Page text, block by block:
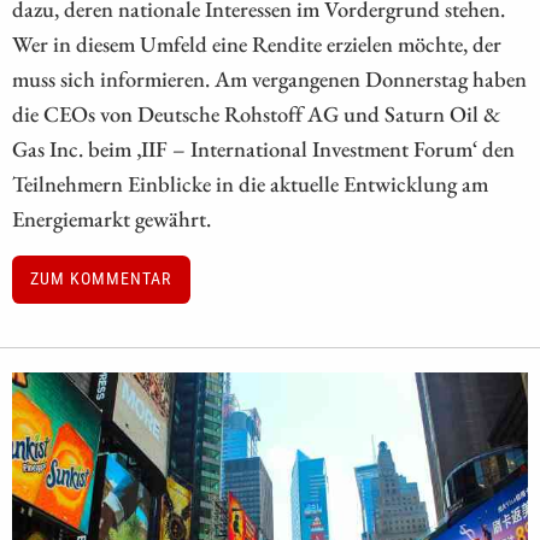
dazu, deren nationale Interessen im Vordergrund stehen.
Wer in diesem Umfeld eine Rendite erzielen möchte, der
muss sich informieren. Am vergangenen Donnerstag haben
die CEOs von Deutsche Rohstoff AG und Saturn Oil &
Gas Inc. beim ‚IIF – International Investment Forum‘ den
Teilnehmern Einblicke in die aktuelle Entwicklung am
Energiemarkt gewährt.
ZUM KOMMENTAR